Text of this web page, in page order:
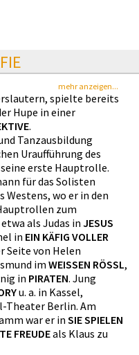
mehr anzeigen...
spielte bereits
Hupe in einer
.
Tanzausbildung
Uraufführung des
erste Hauptrolle.
für das Solisten
Westens, wo er in den
zum
als Judas in JESUS
in EIN KÄFIG VOLLER
Seite von Helen
im WEISSEN RÖSSL,
in PIRATEN. Jung
u. a. in Kassel,
Theater Berlin. Am
war er in SIE SPIELEN
FREUDEals Klaus zu